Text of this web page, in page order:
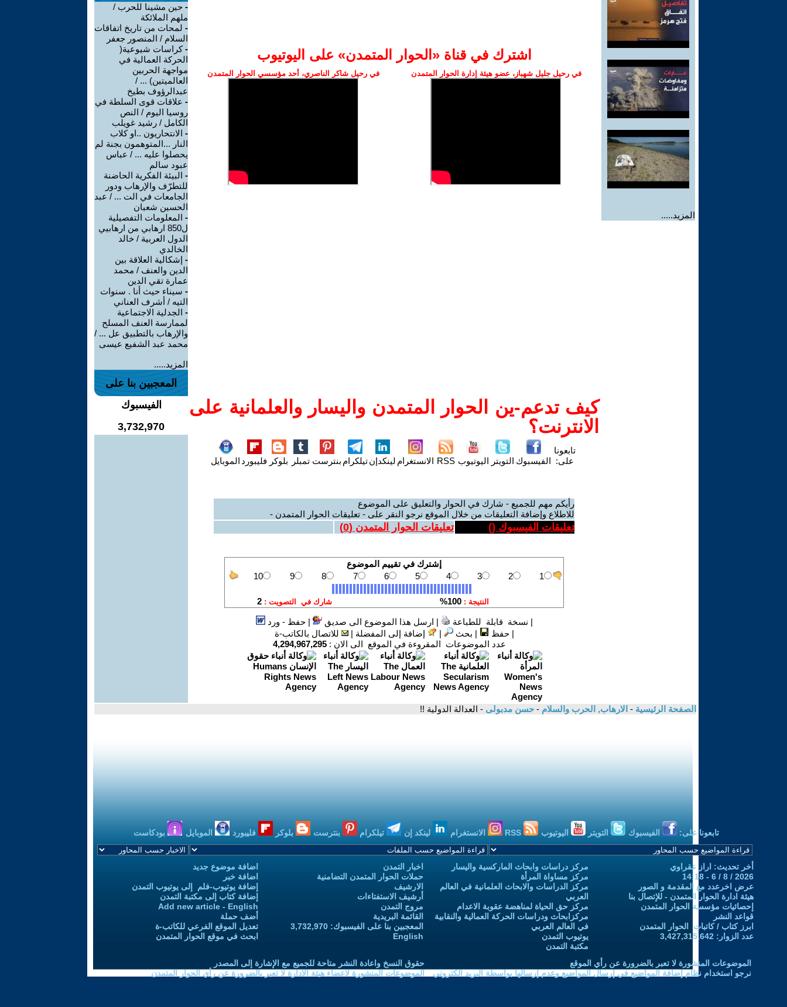
المزيد.....
اشترك في قناة ‫«الحوار المتمدن» على اليوتيوب
في رحيل جليل شهباز، عضو هيئة إدارة الحوار المتمدن في رحيل شاكر الناصري، أحد مؤسسي الحوار المتمدن
كيف تدعم-ين الحوار المتمدن واليسار والعلمانية على
الانترنت؟
تابعونا
على: الفيسبوك التويتر اليوتيوب RSS الانستغرام لينكدإنتيلكرام بنترست تمبلر بلوكر فليبورد الموبايل
رأيكم مهم للجميع - شارك في الحوار والتعليق على الموضوع
للاطلاع وإضافة التعليقات من خلال الموقع نرجو النقر على - تعليقات الحوار المتمدن -
تعليقات الفيسبوك () تعليقات الحوار المتمدن (0
)
| نسخة قابلة للطباعة | ارسل هذا الموضوع الى صديق |حفظ - ورد
|حفظ | بحث | إضافة إلى المفضلة |
للاتصال بالكاتب-ة
عدد الموضوعات المقروءة في الموقع الى الان : 4,294,967,295
- حين مشينا للحرب /
ملهم الملائكة
- لمحات من تاريخ اتفاقات
السلام / المنصور جعفر
-كراسات شيوعية(
الحركة العمالية في
مواجهة الحربين
العالميتين) ... /
عبدالرؤوف بطيخ
- علاقات قوى السلطة في
روسيا اليوم / النص
الكامل / رشيد غويلب
- الانتحاريون ..او كلاب
النار ...المتوهمون بجنة لم
يحصلوا عليه ... / عباس
عبود سالم
- البيئة الفكرية الحاضنة
للتطرّف والإرهاب ودور
الجامعات في الت ... / عبد
الحسين شعبان
- المعلومات التفصيلية
ل850 ارهابي من ارهابيي
الدول العربية / خالد
الخالدي
- إشكالية العلاقة بين
الدين والعنف / محمد
عمارة تقي الدين
- سيناء حيث أنا . سنوات
التيه / أشرف العناني
- الجدلية الاجتماعية
لممارسة العنف المسلح
والإرهاب بالتطبيق عل ... /
محمد عبد الشفيع عيسى
المزيد.....
المعجبين بنا على
الفيسبوك
3,732,970
الصفحة الرئيسية - الارهاب, الحرب والسلام - حسن مدبولى - العدالة الدولية !!
تابعونا على: الفيسبوك التويتر اليوتيوب الانستغرام لينكد إن تيلكرام بنترست بلوكر فليبورد الموبايل بودكاست
أخر تحديث: اراز عقراوي
2026 / 8 / 6 - 14:18
عرض اخرعدد مع المقدمة و الصور
هيئة ادارة الحوار المتمدن - للإتصال بنا
إحصائيات مؤسسة الحوار المتمدن
قواعد النشر
ابرز كتاب / كاتبات الحوار المتمدن
عدد الزوار: 3,427,315,642
مركز دراسات وابحاث الماركسية واليسار
مركز مساواة المرأة
مركز الدراسات والابحاث العلمانية في العالم
العربي
مركز حق الحياة لمناهضة عقوبة الاعدام
مركزابحاث ودراسات الحركة العمالية والنقابية
في العالم العربي
يوتيوب التمدن
مكتبة التمدن
اخبار التمدن
حملات الحوار المتمدن التضامنية
الارشيف
أرشيف الاستفتاءات
مروج التمدن
القائمة البريدية
المعجبين بنا على الفيسبوك: 3,732,970
English
اضافة موضوع جديد
اضافة خبر
إضافة يوتيوب-فلم إلى يوتيوب التمدن
إضافة كتاب إلى مكتبة التمدن
Add new article - English
أضف حملة
تعديل الموقع الفرعي للكاتب-ة
ابحث في موقع الحوار المتمدن
الموضوعات المنشورة لا تعبر بالضرورة عن رأي الموقع
نرجو استخدام نظام إضافة المواضيع في إرسال المواضيع وعدم إرسالها بواسطة البريد الكتروني
حقوق النسخ واعادة النشر متاحة للجميع مع الإشارة إلى المصدر
الموضوعات المنشورة لاعضاء هيئة الادارة لا تعبر بالضرورة عن رأي الحوار المتمدن